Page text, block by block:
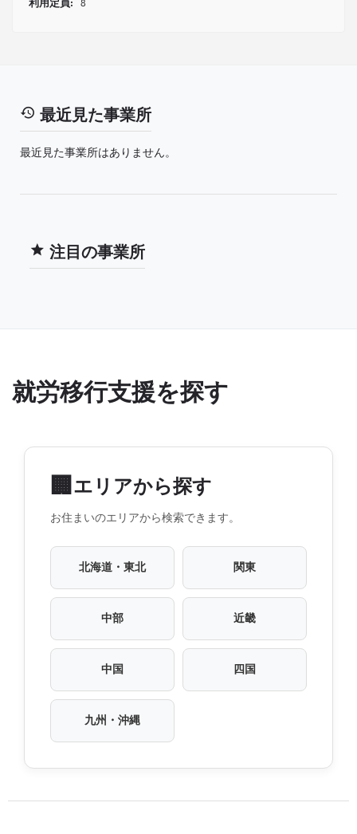
利用定員: 8
最近見た事業所
最近見た事業所はありません。
注目の事業所
就労移行支援を探す
🏢 エリアから探す
お住まいのエリアから検索できます。
北海道・東北 関東
中部 近畿
中国 四国
九州・沖縄